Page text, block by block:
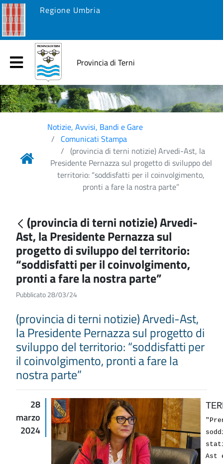
Regione Umbria
Provincia di Terni
Notizie, Avvisi, Bandi e Gare
Comunicati Stampa
(provincia di terni notizie) Arvedi-Ast, la
Presidente Pernazza sul progetto di sviluppo del
territorio: “soddisfatti per il coinvolgimento,
pronti a fare la nostra parte”
(provincia di terni notizie) Arvedi-
Ast, la Presidente Pernazza sul
progetto di sviluppo del territorio:
“soddisfatti per il coinvolgimento,
pronti a fare la nostra parte”
Pubblicato 28/03/24
(provincia di terni notizie) Arvedi-Ast,
la Presidente Pernazza sul progetto di
sviluppo del territorio: “soddisfatti per
il coinvolgimento, pronti a fare la
nostra parte”
28
marzo
2024
Ast